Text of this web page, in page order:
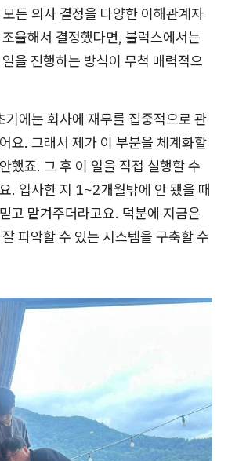
든 의사 결정을 다양한 이해관계자
율해서 결정했다면, 블럭스에서는
을 진행하는 방식이 무척 매력적으
기에는 회사에 재무를 집중적으로 관
요. 그래서 제가 이 부분을 체계화할
했죠. 그 후 이 일을 직접 실행할 수
. 입사한 지 1~2개월밖에 안 됐을 때
고 맡겨주더라고요. 덕분에 지금은
파악할 수 있는 시스템을 구축할 수